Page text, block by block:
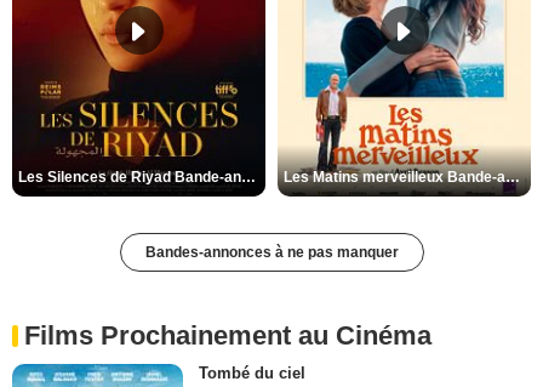
Les Silences de Riyad Bande-annonce VO STFR Les Matins merveilleux Bande-annonce VF
Bandes-annonces à ne pas manquer
Films Prochainement au Cinéma
Tombé du ciel